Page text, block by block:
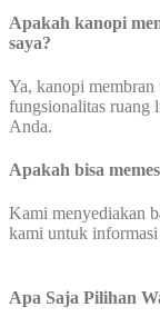
Apakah kanopi
saya?
Ya, kanopi membran
fungsionalitas ruang
Anda.
Apakah bisa
Kami menyediakan
kami untuk
Apa Saja Pilihan